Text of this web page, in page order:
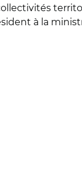
à la